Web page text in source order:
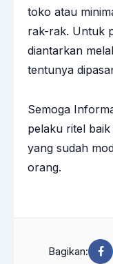
toko atau
rak-rak. Untuk
diantarkan
tentunya
Semoga
pelaku ritel
yang sudah
orang.
Bagikan: